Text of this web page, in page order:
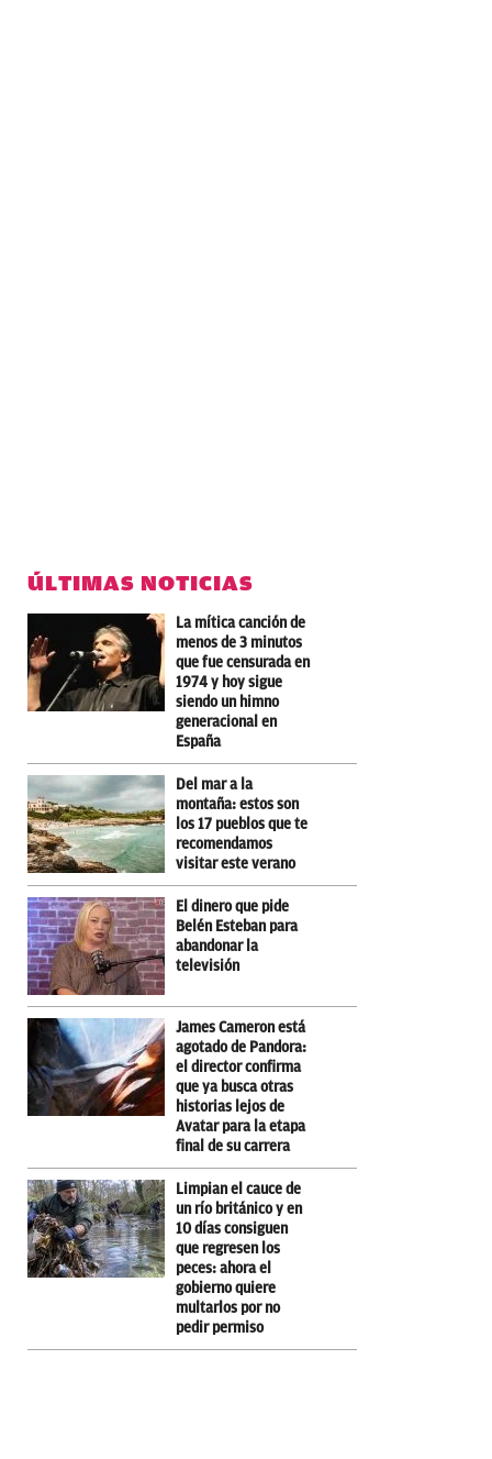
ÚLTIMAS NOTICIAS
La mítica canción de
menos de 3 minutos
que fue censurada en
1974 y hoy sigue
siendo un himno
generacional en
España
Del mar a la
montaña: estos son
los 17 pueblos que te
recomendamos
visitar este verano
El dinero que pide
Belén Esteban para
abandonar la
televisión
James Cameron está
agotado de Pandora:
el director confirma
que ya busca otras
historias lejos de
Avatar para la etapa
final de su carrera
Limpian el cauce de
un río británico y en
10 días consiguen
que regresen los
peces: ahora el
gobierno quiere
multarlos por no
pedir permiso